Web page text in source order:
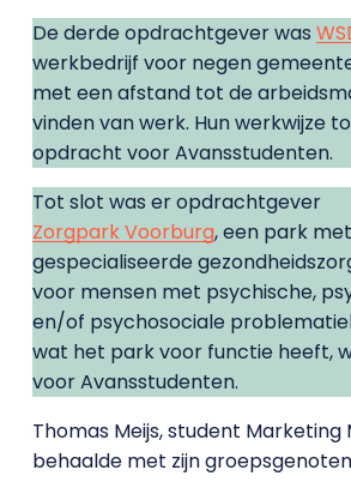
De derde opdrachtgever was
werkbedrijf voor negen
met een afstand tot de
vinden van werk. Hun werkwijze
opdracht voor Avansstudenten.
Tot slot was er opdrachtgever
Zorgpark Voorburg, een park met
gespecialiseerde
voor mensen met psychische,
en/of psychosociale
wat het park voor functie heeft,
voor Avansstudenten.
Thomas Meijs, student Marketing
behaalde met zijn groepsgenoten